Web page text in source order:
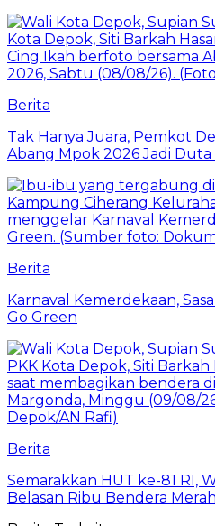
Berita
Tak Hanya Juara, Pemkot
Abang Mpok 2026 Jadi
Berita
Karnaval Kemerdekaan,
Go Green
Berita
Semarakkan HUT ke-81 RI,
Belasan Ribu Bendera